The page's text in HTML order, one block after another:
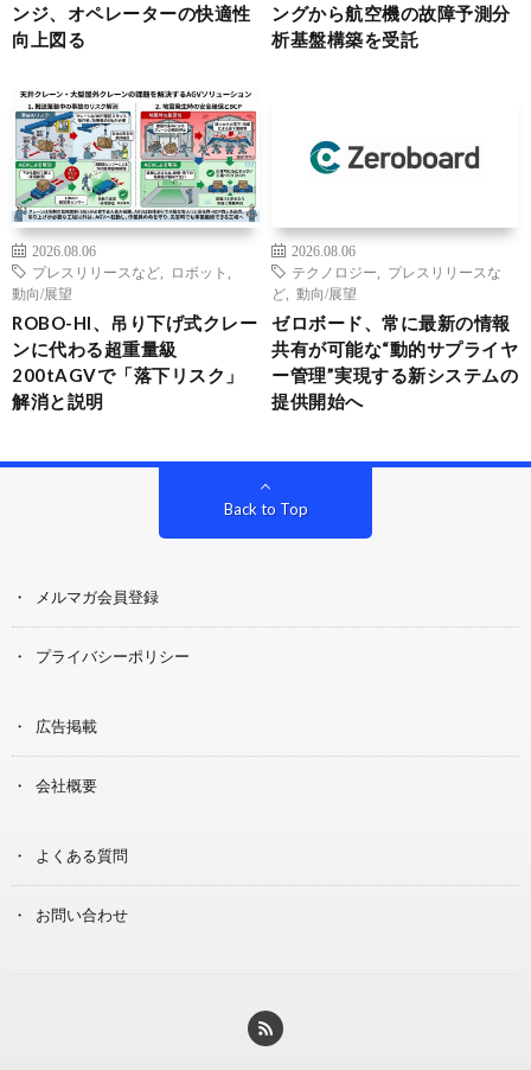
ンジ、オペレーターの快適性
向上図る
ングから航空機の故障予測分
析基盤構築を受託
2026.08.06
プレスリリースなど
ロボット
動向/展望
ROBO-HI、吊り下げ式クレー
ンに代わる超重量級
200tAGVで「落下リスク」
解消と説明
2026.08.06
テクノロジー
プレスリリースな
ど
動向/展望
ゼロボード、常に最新の情報
共有が可能な“動的サプライヤ
ー管理”実現する新システムの
提供開始へ
Back to Top
メルマガ会員登録
プライバシーポリシー
広告掲載
会社概要
よくある質問
お問い合わせ